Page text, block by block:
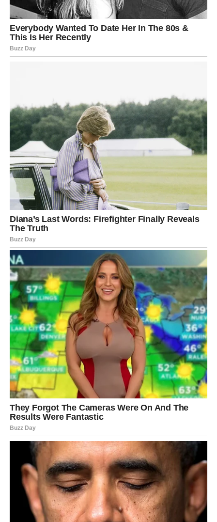
Mnogi Ovnovi će do kraja meseca primećivati znakove –
ponavljajuće brojeve, snove koji deluju snažno i
simbolično, osećaj da vas nešto vodi. Ovo nije slučajno.
Univerzum pokušava da vam skrene pažnju na pravac
Ovo je idealno vreme za unutrašnji rad, introspekciju i
oslobađanje starih strahova. Sve što sada otpustite, pravi
prostor za novo iznenađenje koje dolazi.